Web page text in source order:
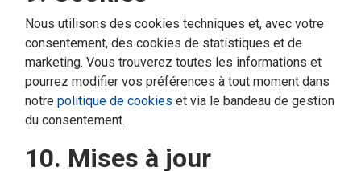
Nous utilisons des cookies techniques et, avec votre
consentement, des cookies de statistiques et de
marketing. Vous trouverez toutes les informations et
pourrez modifier vos préférences à tout moment dans
notre politique de cookies et via le bandeau de gestion
du consentement.
10. Mises à jour